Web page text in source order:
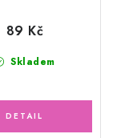
Skladem
89 Kč